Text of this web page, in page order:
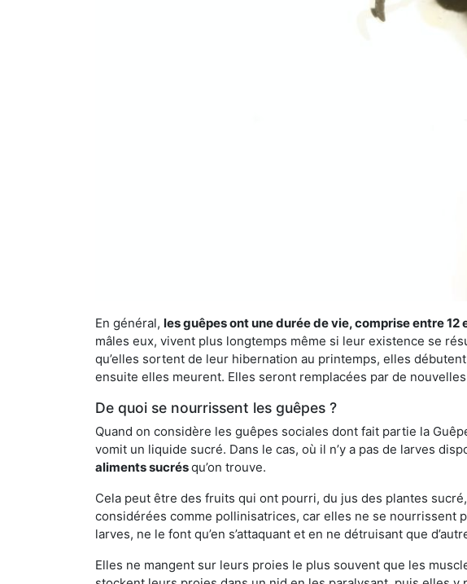
En général, les guêpes ont une durée de vie, comprise entre 12
mâles eux, vivent plus longtemps même si leur existence se
qu’elles sortent de leur hibernation au printemps, elles
ensuite elles meurent. Elles seront remplacées par de
De quoi se nourrissent les guêpes ?
Quand on considère les guêpes sociales dont fait partie la
vomit un liquide sucré. Dans le cas, où il n’y a pas de larves
aliments sucrésqu’on trouve.
Cela peut être des fruits qui ont pourri, du jus des plantes
considérées comme pollinisatrices, car elles ne se nourrissent
larves, ne le font qu’en s’attaquant et en ne détruisant que
Elles ne mangent sur leurs proies le plus souvent que les